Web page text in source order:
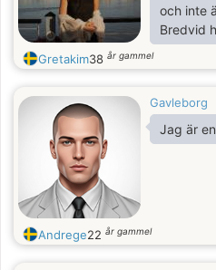
och inte
Bredvid
version
falskhet.
Gretakim38 år gammel
Gavleborg
Jag är
Andrege22 år gammel